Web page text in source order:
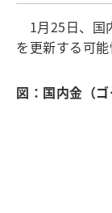
1月25日、国
を更新する可
図：国内金（